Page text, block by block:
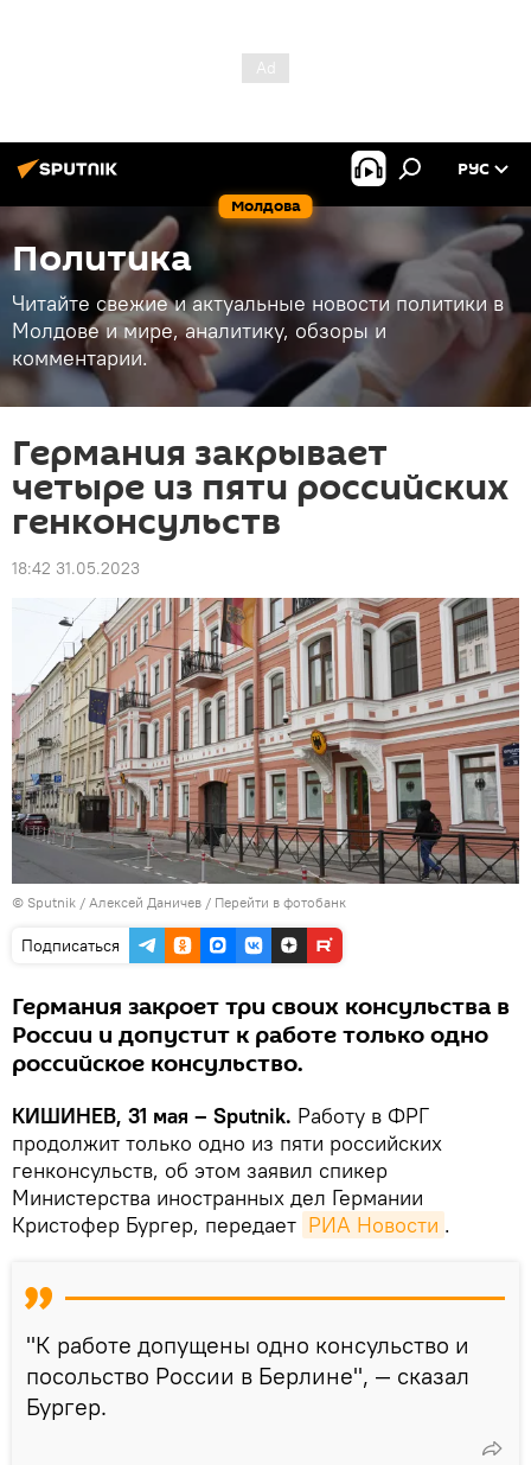
Молдова
РУС
Политика
Читайте свежие и актуальные новости политики в
Молдове и мире, аналитику, обзоры и
комментарии.
Германия закрывает
четыре из пяти российских
генконсульств
18:42 31.05.2023
© Sputnik / Алексей Даничев / Перейти в фотобанк
Подписаться
Германия закроет три своих консульства в
России и допустит к работе только одно
российское консульство.
КИШИНЕВ, 31 мая – Sputnik. Работу в ФРГ
продолжит только одно из пяти российских
генконсульств, об этом заявил спикер
Министерства иностранных дел Германии
Кристофер Бургер, передает РИА Новости .
"К работе допущены одно консульство и
посольство России в Берлине", — сказал
Бургер.